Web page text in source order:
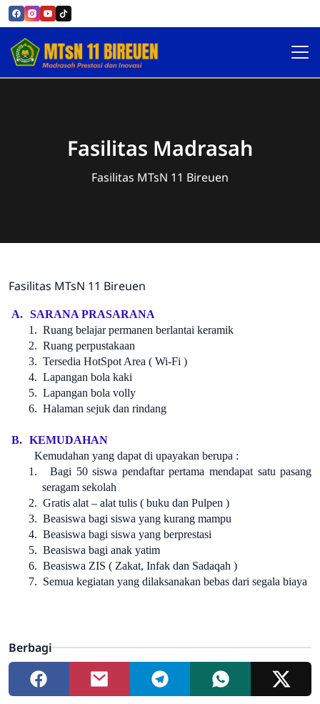
Official MTsN 11 Bireuen
Fasilitas Madrasah
Fasilitas MTsN 11 Bireuen
Fasilitas MTsN 11 Bireuen
A.
SARANA PRASARANA
1. Ruang belajar permanen berlantai keramik
2. Ruang perpustakaan
3. Tersedia HotSpot Area ( Wi-Fi )
4. Lapangan bola kaki
5. Lapangan bola volly
6. Halaman sejuk dan rindang
B.
KEMUDAHAN
Kemudahan yang dapat di upayakan berupa :
1.
Bagi 50 siswa pendaftar pertama mendapat satu pasang
seragam sekolah
2. Gratis alat – alat tulis ( buku dan Pulpen )
3. Beasiswa bagi siswa yang kurang mampu
4. Beasiswa bagi siswa yang berprestasi
5. Beasiswa bagi anak yatim
6. Beasiswa ZIS ( Zakat, Infak dan Sadaqah )
7. Semua kegiatan yang dilaksanakan bebas dari segala biaya
Berbagi